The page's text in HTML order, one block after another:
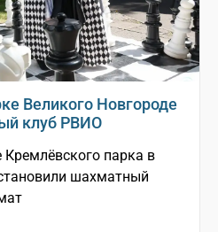
Великого Новгороде
клуб РВИО
Кремлёвского парка в
шахматный